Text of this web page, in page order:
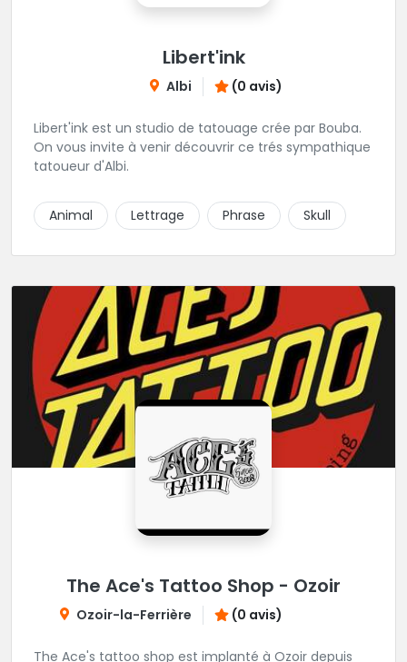
Libert'ink
Albi (0 avis)
Libert'ink est un studio de tatouage crée par Bouba.
On vous invite à venir découvrir ce trés sympathique
tatoueur d'Albi.
Animal Lettrage Phrase Skull
The Ace's Tattoo Shop - Ozoir
Ozoir-la-Ferrière (0 avis)
The Ace's tattoo shop est implanté à Ozoir depuis